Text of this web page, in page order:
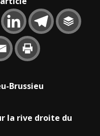
Brussieu
la rive droite du